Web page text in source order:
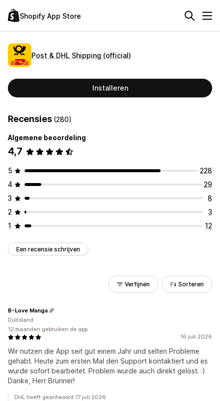
Shopify App Store
Post & DHL Shipping (official)
Installeren
Recensies (280)
Algemene beoordeling
4,7
5
228
4
29
3
8
2
3
1
12
Een recensie schrijven
Verfijnen Sorteren
16 juli 2026
Wir nutzen die App seit gut einem Jahr und selten Probleme
gehabt. Heute zum ersten Mal den Support kontaktiert und es
wurde sofort bearbeitet. Problem wurde auch direkt gelöst. :)
Danke, Herr Brunner!
B-Love Manga
Duitsland
12 maanden gebruiken de app
DHL heeft geantwoord 17 juli 2026